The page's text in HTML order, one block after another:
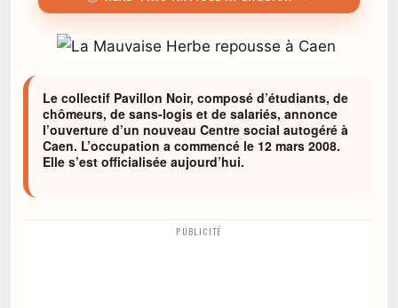
Le collectif Pavillon Noir, composé d’étudiants, de
chômeurs, de sans-logis et de salariés, annonce
l’ouverture d’un nouveau Centre social autogéré à
Caen. L’occupation a commencé le 12 mars 2008.
Elle s’est officialisée aujourd’hui.
PUBLICITÉ